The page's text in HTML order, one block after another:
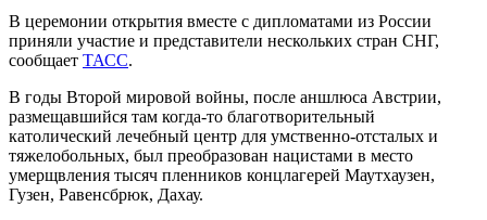
В церемонии открытия вместе с дипломатами из России
приняли участие и представители нескольких стран СНГ,
сообщает ТАСС.
В годы Второй мировой войны, после аншлюса Австрии,
размещавшийся там когда-то благотворительный
католический лечебный центр для умственно-отсталых и
тяжелобольных, был преобразован нацистами в место
умерщвления тысяч пленников концлагерей Маутхаузен,
Гузен, Равенсбрюк, Дахау.